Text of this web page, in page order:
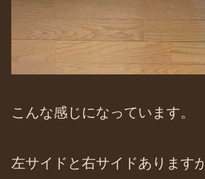
こんな感じになっています。
左サイドと右サイドあります